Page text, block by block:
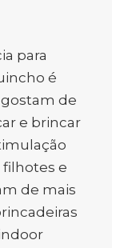
para
é
de
e brincar
filhotes e
de mais